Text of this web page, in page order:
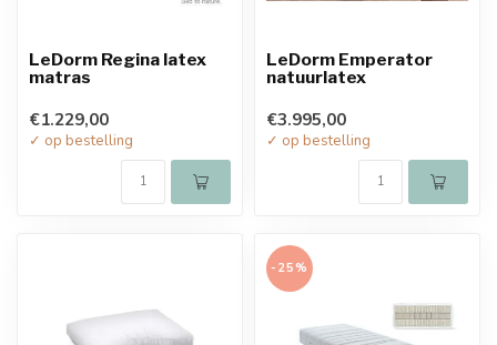
LeDorm Regina latex
matras
€1.229,00
✓ op bestelling
LeDorm Emperator
natuurlatex
€3.995,00
✓ op bestelling
-25%